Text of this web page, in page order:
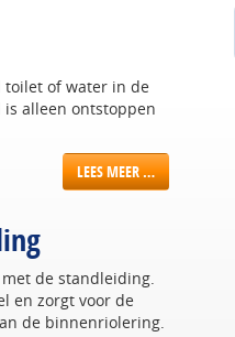
toilet of water in de
alleen ontstoppen
LEES MEER …
de standleiding.
en zorgt voor de
de binnenriolering.